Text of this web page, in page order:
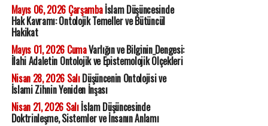
Mayıs 06, 2026 Çarşambaİslam Düşüncesinde
Hak Kavramı: Ontolojik Temeller ve Bütüncül
Hakikat
Mayıs 01, 2026 CumaVarlığın ve Bilginin Dengesi:
İlahi Adaletin Ontolojik ve Epistemolojik Ölçekleri
Nisan 28, 2026 SalıDüşüncenin Ontolojisi ve
İslami Zihnin Yeniden İnşası
Nisan 21, 2026 Salıİslam Düşüncesinde
Doktrinleşme, Sistemler ve İnsanın Anlamı